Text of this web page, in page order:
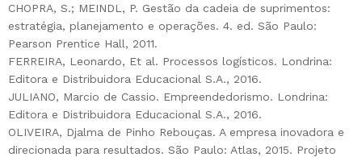
CHOPRA, S.; MEINDL, P. Gestão da cadeia de suprimentos:
estratégia, planejamento e operações. 4. ed. São Paulo:
Pearson Prentice Hall, 2011.
FERREIRA, Leonardo, Et al. Processos logísticos. Londrina:
Editora e Distribuidora Educacional S.A., 2016.
JULIANO, Marcio de Cassio. Empreendedorismo. Londrina:
Editora e Distribuidora Educacional S.A., 2016.
OLIVEIRA, Djalma de Pinho Rebouças. A empresa inovadora e
direcionada para resultados. São Paulo: Atlas, 2015. Projeto